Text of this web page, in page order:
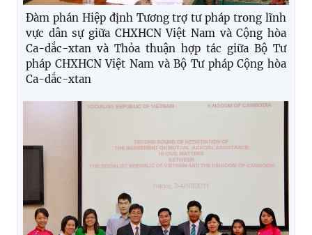
Đàm phán Hiệp định Tương trợ tư pháp trong lĩnh
vực dân sự giữa CHXHCN Việt Nam và Cộng hòa
Ca-dắc-xtan và Thỏa thuận hợp tác giữa Bộ Tư
pháp CHXHCN Việt Nam và Bộ Tư pháp Cộng hòa
Ca-dắc-xtan